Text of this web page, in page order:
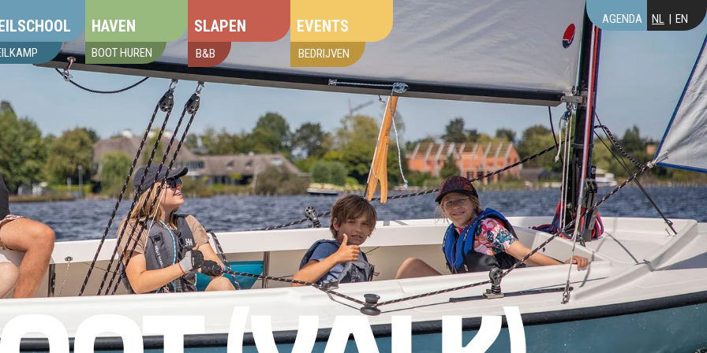
HAVEN
BOOT HUREN
SLAPEN
B&B
EVENTS
BEDRIJVEN
AGENDA NL EN